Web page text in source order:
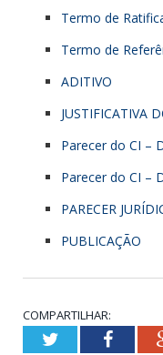
Termo de
Termo de
ADITIVO
JUSTIFICATIVA
Parecer do CI –
Parecer do CI –
PARECER
PUBLICAÇÃO
COMPARTILHAR:
Twitter